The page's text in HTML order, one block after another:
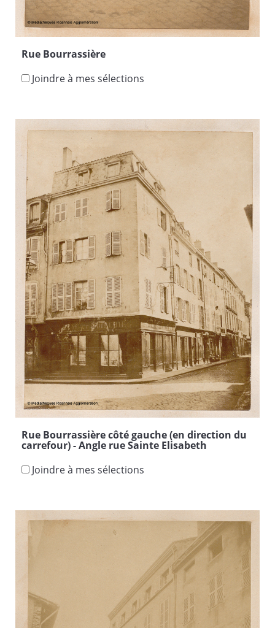
Rue Bourrassière
Joindre à mes sélections
Rue Bourrassière côté gauche (en direction du
carrefour) - Angle rue Sainte Elisabeth
Joindre à mes sélections